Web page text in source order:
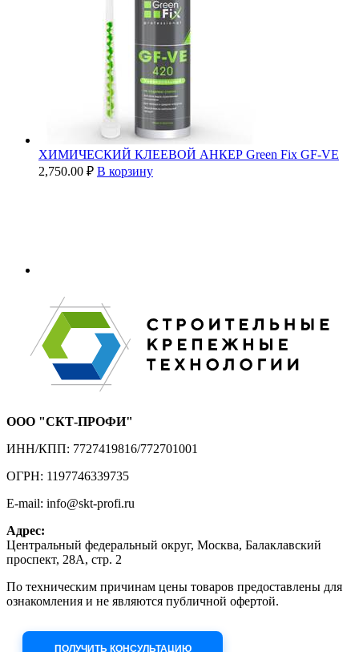
ХИМИЧЕСКИЙ КЛЕЕВОЙ АНКЕР Green Fix GF-VE
2,750.00 ₽ В корзину
ООО "СКТ-ПРОФИ"
ИНН/КПП: 7727419816/772701001
ОГРН: 1197746339735
E-mail: info@skt-profi.ru
Адрес:
Центральный федеральный округ, Москва, Балаклавский
проспект, 28А, стр. 2
По техническим причинам цены товаров предоставлены для
ознакомления и не являются публичной офертой.
ПОЛУЧИТЬ КОНСУЛЬТАЦИЮ